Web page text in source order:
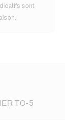
sont
TO-5